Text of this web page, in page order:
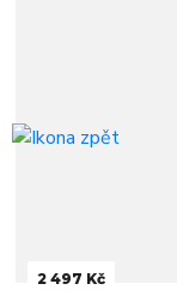
2 497 Kč